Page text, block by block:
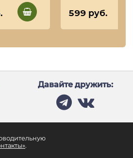
599 руб.
.
Давайте дружить: